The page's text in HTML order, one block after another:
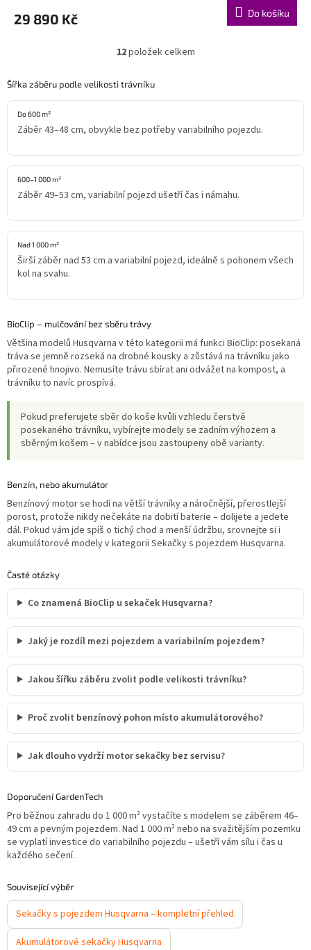
29 890 Kč Do košíku
O
l
á
a
c
p
v
k
v
p
i
u
12položek celkem
Šířka záběru podle velikosti trávníku
Do 600 m²
Záběr 43–48 cm, obvykle bez potřeby variabilního pojezdu.
600–1 000 m²
Záběr 49–53 cm, variabilní pojezd ušetří čas i námahu.
Nad 1 000 m²
Širší záběr nad 53 cm a variabilní pojezd, ideálně s pohonem všech
kol na svahu.
BioClip – mulčování bez sběru trávy
Většina modelů Husqvarna v této kategorii má funkci BioClip: posekaná
tráva se jemně rozseká na drobné kousky a zůstává na trávníku jako
přirozené hnojivo. Nemusíte trávu sbírat ani odvážet na kompost, a
trávníku to navíc prospívá.
Pokud preferujete sběr do koše kvůli vzhledu čerstvě
posekaného trávníku, vybírejte modely se zadním výhozem a
sběrným košem – v nabídce jsou zastoupeny obě varianty.
Benzín, nebo akumulátor
Benzínový motor se hodí na větší trávníky a náročnější, přerostlejší
porost, protože nikdy nečekáte na dobití baterie – dolijete a jedete
dál. Pokud vám jde spíš o tichý chod a menší údržbu, srovnejte si i
akumulátorové modely v kategorii Sekačky s pojezdem Husqvarna.
Časté otázky
Co znamená BioClip u sekaček Husqvarna?
Jaký je rozdíl mezi pojezdem a variabilním pojezdem?
Jakou šířku záběru zvolit podle velikosti trávníku?
Proč zvolit benzínový pohon místo akumulátorového?
Jak dlouho vydrží motor sekačky bez servisu?
Doporučení GardenTech
Pro běžnou zahradu do 1 000 m² vystačíte s modelem se záběrem 46–
49 cm a pevným pojezdem. Nad 1 000 m² nebo na svažitějším pozemku
se vyplatí investice do variabilního pojezdu – ušetří vám sílu i čas u
každého sečení.
Související výběr
Sekačky s pojezdem Husqvarna – kompletní přehled
Akumulátorové sekačky Husqvarna